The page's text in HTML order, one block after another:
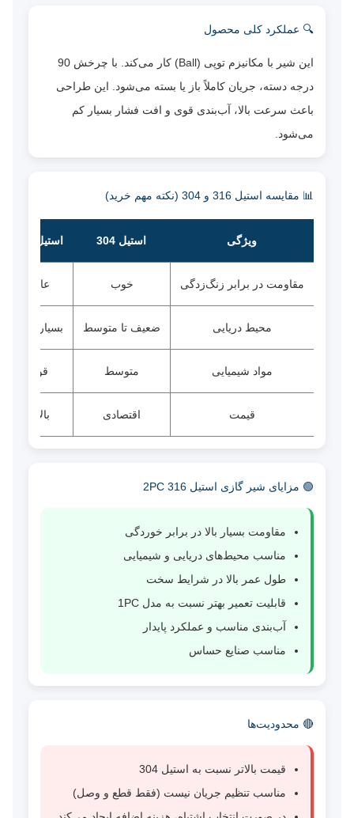
🔍 عملکرد کلی محصول
این شیر با مکانیزم توپی (Ball) کار می‌کند. با چرخش 90
درجه دسته، جریان کاملاً باز یا بسته می‌شود. این طراحی
باعث سرعت بالا، آب‌بندی قوی و افت فشار بسیار کم
می‌شود.
📊 مقایسه استیل 316 و 304 (نکته مهم خرید)
ویژگی استیل 304 استیل 316
مقاومت در برابر زنگ‌زدگی خوب عالی
محیط دریایی ضعیف تا متوسط بسیار عالی
مواد شیمیایی متوسط قوی
قیمت اقتصادی بالاتر
🟢 مزایای شیر گازی استیل 316 2PC
مقاومت بسیار بالا در برابر خوردگی
مناسب محیط‌های دریایی و شیمیایی
طول عمر بالا در شرایط سخت
قابلیت تعمیر بهتر نسبت به مدل 1PC
آب‌بندی مناسب و عملکرد پایدار
مناسب صنایع حساس
🔴 محدودیت‌ها
قیمت بالاتر نسبت به استیل 304
مناسب تنظیم جریان نیست (فقط قطع و وصل)